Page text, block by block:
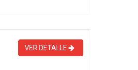
VER DETALLE